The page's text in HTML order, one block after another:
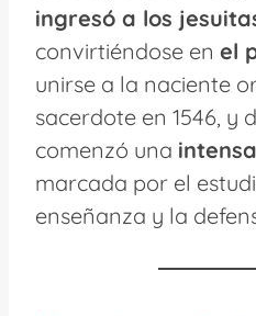
ingresó a los
convirtiéndose en el
unirse a la naciente
sacerdote en 1546, y
comenzó una
marcada por el
enseñanza y la